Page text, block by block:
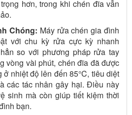
hơn, trong khi chén đĩa vẫn
Chóng: Máy rửa chén gia đình
với chu kỳ rửa cực kỳ nhanh
so với phương pháp rửa tay
vòng vài phút, chén đĩa đã được
ở nhiệt độ lên đến 85°C, tiêu diệt
các tác nhân gây hại. Điều này
sinh mà còn giúp tiết kiệm thời
bạn.